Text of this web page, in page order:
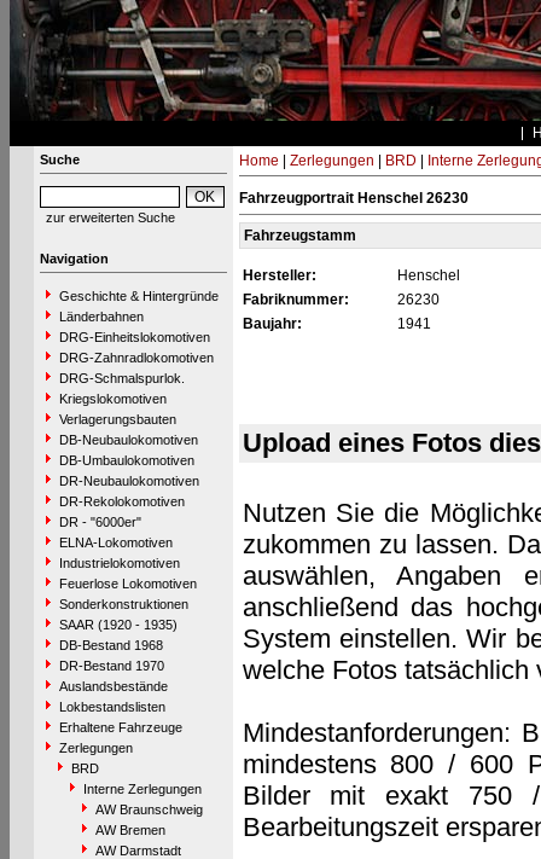
Suche
zur erweiterten Suche
Navigation
Geschichte & Hintergründe
Länderbahnen
DRG-Einheitslokomotiven
DRG-Zahnradlokomotiven
DRG-Schmalspurlok.
Kriegslokomotiven
Verlagerungsbauten
DB-Neubaulokomotiven
DB-Umbaulokomotiven
DR-Neubaulokomotiven
DR-Rekolokomotiven
DR - "6000er"
ELNA-Lokomotiven
Industrielokomotiven
Feuerlose Lokomotiven
Sonderkonstruktionen
SAAR (1920 - 1935)
DB-Bestand 1968
DR-Bestand 1970
Auslandsbestände
Lokbestandslisten
Erhaltene Fahrzeuge
Zerlegungen
BRD
Interne Zerlegungen
AW Braunschweig
AW Bremen
AW Darmstadt
Home Zerlegungen BRD Interne
Fahrzeugportrait Henschel 26230
Fahrzeugstamm
Hersteller:
Henschel
Fabriknummer:
26230
Baujahr:
1941
Upload eines Fotos
Nutzen Sie die
zukommen zu lassen.
auswählen, Angaben
anschließend das
System einstellen. Wir
welche Fotos tatsächlich
Mindestanforderungen:
mindestens 800 / 600
Bilder mit exakt 750
Bearbeitungszeit